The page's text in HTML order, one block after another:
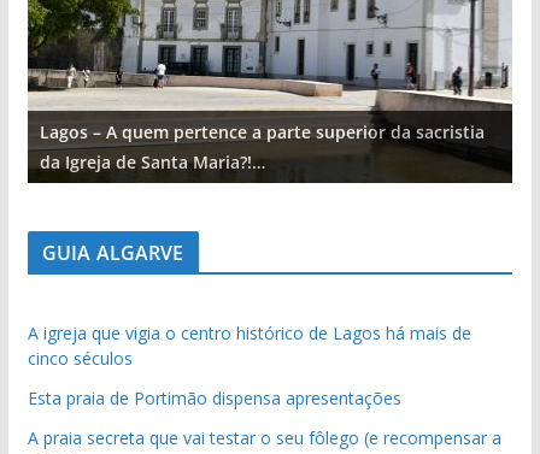
Lagos – A quem pertence a parte superior da sacristia
da Igreja de Santa Maria?!…
GUIA ALGARVE
A igreja que vigia o centro histórico de Lagos há mais de
cinco séculos
Esta praia de Portimão dispensa apresentações
A praia secreta que vai testar o seu fôlego (e recompensar a